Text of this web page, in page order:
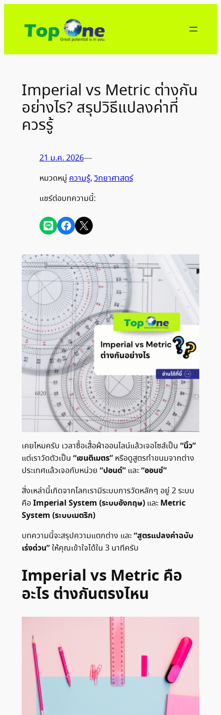
Imperial vs Metric ต่างกัน
อย่างไร? สรุปวิธีแปลงค่าที่
ควรรู้
21 ม.ค. 2026—
หมวดหมู่ความรู้, วิทยาศาสตร์
แชร์ต่อบทความนี้:
Share on LINEShare on Facebook
Share on X
เคยไหมครับ เวลาซื้อเสื้อผ้าออนไลน์แล้วเจอไซส์เป็น “นิ้ว”
แต่เราวัดตัวเป็น “เซนติเมตร”หรือดูสูตรทำขนมจากต่าง
ประเทศแล้วเจอกับหน่วย “ปอนด์”และ“ออนซ์”
สิ่งเหล่านี้เกิดจากโลกเรามีระบบการวัดหลักๆ อยู่ 2 ระบบ
คือImperial System (ระบบอังกฤษ)และ Metric
System (ระบบเมตริก)
บทความนี้จะสรุปความแตกต่าง และ“สูตรแปลงค่าฉบับ
เร่งด่วน”ให้คุณเข้าใจได้ใน 3 นาทีครับ
Imperial vs Metric คือ
อะไร ต่างกันตรงไหน